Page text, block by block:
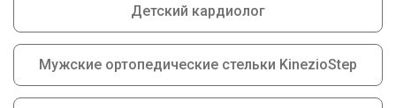
Детский кардиолог
Мужские ортопедические стельки KinezioStep